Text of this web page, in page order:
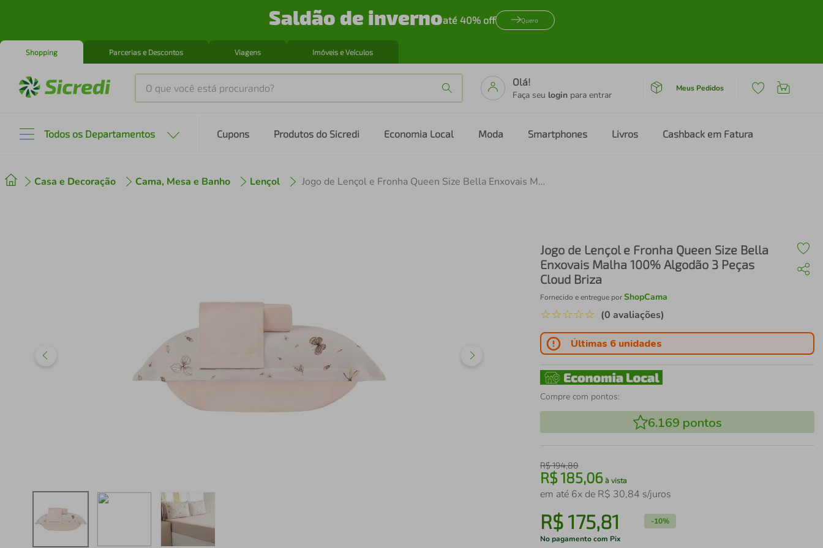
Saldão de invernoaté 40% off Quero
Shopping Parcerias e Descontos Viagens Imóveis e Veículos
O que você está procurando?
Olá!
Faça seu login para entrar
Meus Pedidos
Todos os Departamentos Cupons Produtos do Sicredi Economia Local Moda Smartphones Livros Cashback em Fatura
Casa e Decoração Cama, Mesa e Banho Lençol Jogo de Lençol e Fronha Queen Size Bella Enxovais Malha 100% Algodão 3 Peças Cloud Briza
Jogo de Lençol e Fronha Queen Size Bella
Enxovais Malha 100% Algodão 3 Peças
Cloud Briza
Fornecido e entregue porShopCama
☆☆☆☆☆ (0 avaliações)
Últimas 6 unidades
Compre com pontos:
6.169 pontos
R$194,80
R$185,06 à vista
em até 6x de R$ 30,84 s/juros
R$175,81 -10%
No pagamento com Pix
º cafeteira